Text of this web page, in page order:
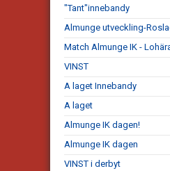
"Tant"innebandy
Almunge utveckling-
Match Almunge IK -
VINST
A laget Innebandy
A laget
Almunge IK dagen!
Almunge IK dagen
VINST i derbyt